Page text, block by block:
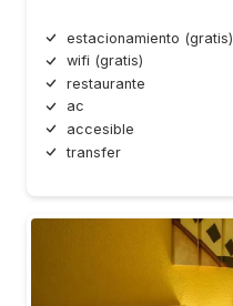
estacionamiento (gratis)
wifi (gratis)
restaurante
ac
accesible
transfer